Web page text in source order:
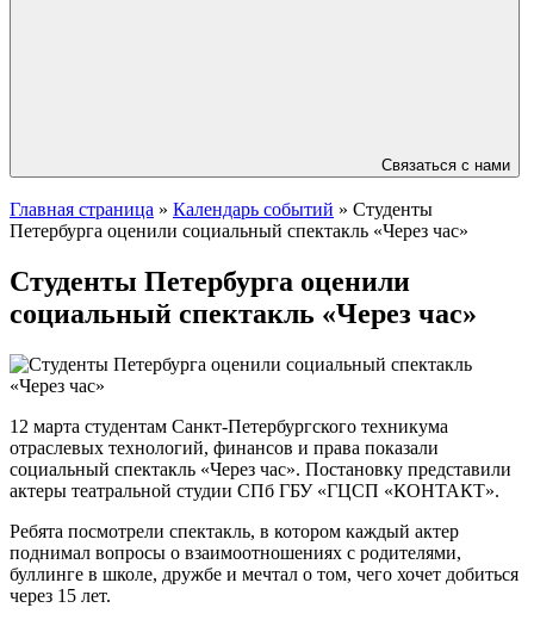
Связаться с нами
Главная страница » Календарь событий » Студенты
Петербурга оценили социальный спектакль «Через час»
Студенты Петербурга оценили
социальный спектакль «Через час»
12 марта студентам Санкт-Петербургского техникума
отраслевых технологий, финансов и права показали
социальный спектакль «Через час». Постановку представили
актеры театральной студии СПб ГБУ «ГЦСП «КОНТАКТ».
Ребята посмотрели спектакль, в котором каждый актер
поднимал вопросы о взаимоотношениях с родителями,
буллинге в школе, дружбе и мечтал о том, чего хочет добиться
через 15 лет.